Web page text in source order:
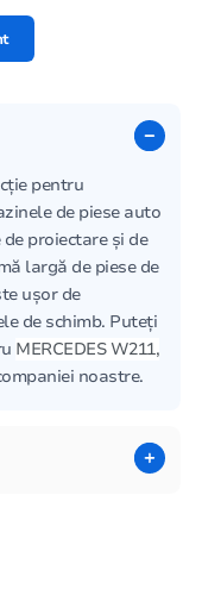
pentru
de piese auto
proiectare și de
largă de piese de
ușor de
de schimb. Puteți
MERCEDES W211,
noastre.